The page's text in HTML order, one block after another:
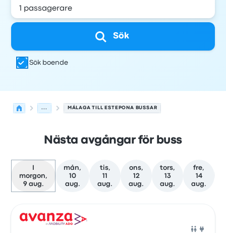
Sök
Sök boende
... MÁLAGA TILL ESTEPONA BUSSAR
Nästa avgångar för buss
morgon,
9 aug.
mån,
10
aug.
tis,
11
aug.
ons,
12
aug.
tors,
13
aug.
fre,
14
aug.